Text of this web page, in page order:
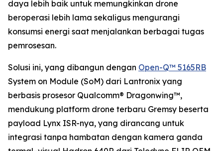
daya lebih baik untuk memungkinkan drone
beroperasi lebih lama sekaligus mengurangi
konsumsi energi saat menjalankan berbagai tugas
pemrosesan.
Solusi ini, yang dibangun dengan Open-Q™ 5165RB
System on Module (SoM) dari Lantronix yang
berbasis prosesor Qualcomm® Dragonwing™,
mendukung platform drone terbaru Gremsy beserta
payload Lynx ISR-nya, yang dirancang untuk
integrasi tanpa hambatan dengan kamera ganda